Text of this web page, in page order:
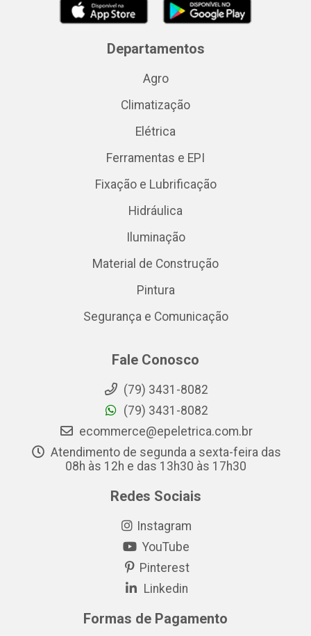
Departamentos
Agro
Climatização
Elétrica
Ferramentas e EPI
Fixação e Lubrificação
Hidráulica
Iluminação
Material de Construção
Pintura
Segurança e Comunicação
Fale Conosco
(79) 3431-8082
(79) 3431-8082
ecommerce@epeletrica.com.br
Atendimento de segunda a sexta-feira das
08h às 12h e das 13h30 às 17h30
Redes Sociais
Instagram
YouTube
Pinterest
Linkedin
Formas de Pagamento